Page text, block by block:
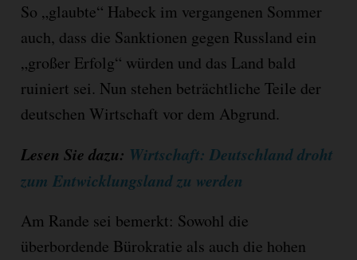
So „glaubte“ Habeck im vergangenen Sommer
auch, dass die Sanktionen gegen Russland ein
„großer Erfolg“ würden und das Land bald
ruiniert sei. Nun stehen beträchtliche Teile der
deutschen Wirtschaft vor dem Abgrund.
Lesen Sie dazu: Wirtschaft: Deutschland droht
zum Entwicklungsland zu werden
Am Rande sei bemerkt: Sowohl die
überbordende Bürokratie als auch die hohen